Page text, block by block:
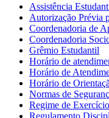
Assistência
Autorização Prévia
Coordenadoria de
Coordenadoria
Grêmio Estudantil
Horário de
Horário de
Horário de
Normas de
Regime de
Regulamento